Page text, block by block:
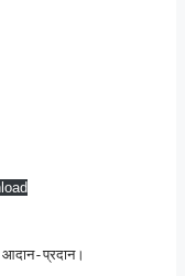
प्रदान।